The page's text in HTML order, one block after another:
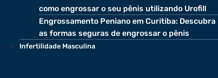
como engrossar o seu pênis utilizando Urofill
Engrossamento Peniano em Curitiba: Descubra
as formas seguras de engrossar o pênis
Infertilidade Masculina